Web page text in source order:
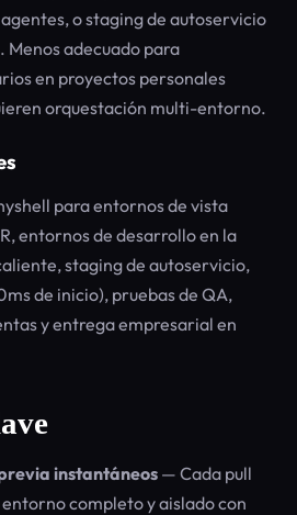
o staging de autoservicio
Menos adecuado para
en proyectos personales
orquestación multi-entorno.
para entornos de vista
entornos de desarrollo en la
staging de autoservicio,
de inicio), pruebas de QA,
y entrega empresarial en
instantáneos — Cada pull
completo y aislado con